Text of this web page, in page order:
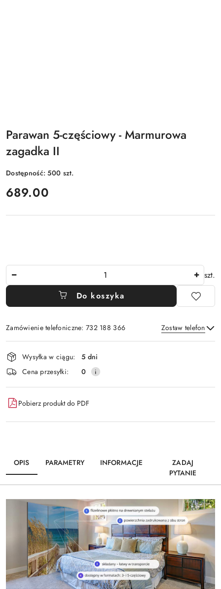
Parawan 5-częściowy - Marmurowa
zagadka II
Dostępność:500 szt.
cena:
689.00
szt.
Do koszyka
Zamówienie telefoniczne: 732 188 366 Zostaw telefon
Wyślij
Dostępność
i
dostawa
Wysyłka w ciągu:
5 dni
Cena przesyłki:
0
Pobierz produkt do PDF
OPIS PARAMETRY INFORMACJE
ZADAJ
PYTANIE